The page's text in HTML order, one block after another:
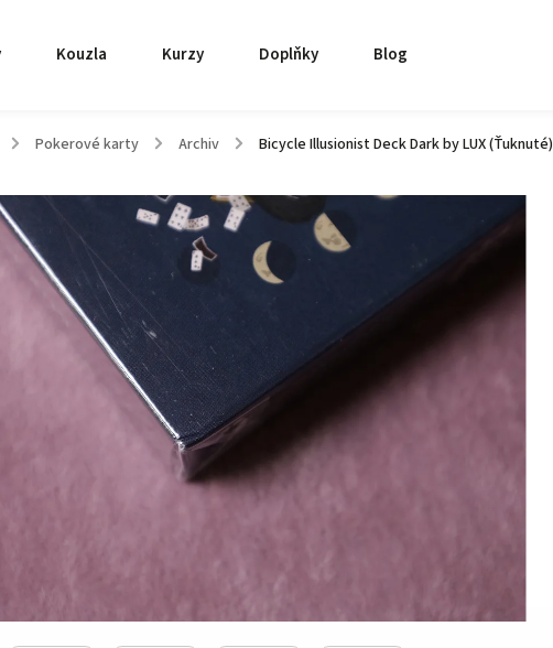
Kouzla Kurzy Doplňky Blog
/ Pokerové karty / Archiv / Bicycle Illusionist Deck Dark by LUX (Ťuknuté)